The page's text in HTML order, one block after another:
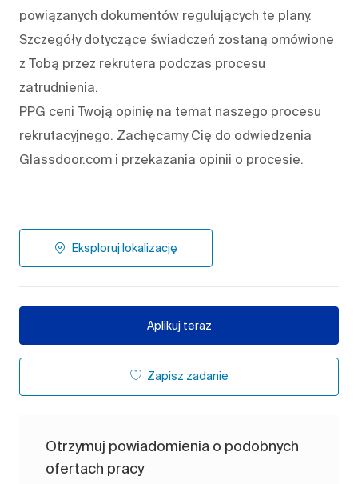
powiązanych dokumentów regulujących te plany.
Szczegóły dotyczące świadczeń zostaną omówione
z Tobą przez rekrutera podczas procesu
zatrudnienia.
PPG ceni Twoją opinię na temat naszego procesu
rekrutacyjnego. Zachęcamy Cię do odwiedzenia
Glassdoor.com i przekazania opinii o procesie.
Eksploruj lokalizację
Aplikuj teraz
Zapisz zadanie
Otrzymuj powiadomienia o podobnych
ofertach pracy